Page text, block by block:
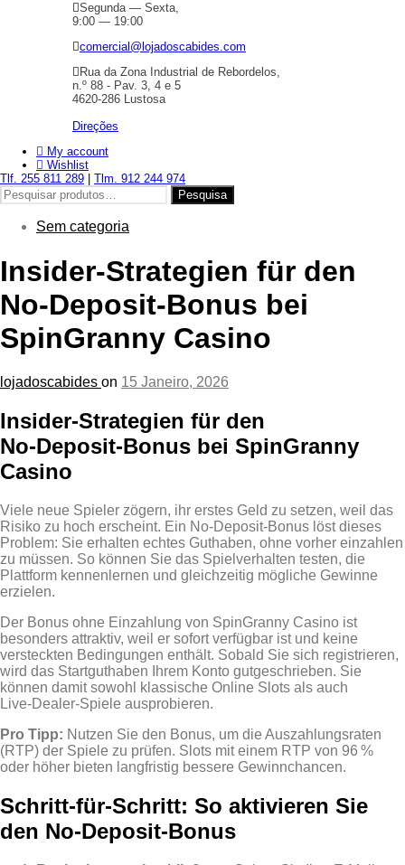
Segunda — Sexta,
9:00 — 19:00
comercial@lojadoscabides.com
Rua da Zona Industrial de Rebordelos,
n.º 88 - Pav. 3, 4 e 5
4620-286 Lustosa
Direções
My account
Wishlist
Tlf. 255 811 289
Tlm. 912 244 974
Pesquisar
por:
Pesquisa
Sem categoria
Insider‑Strategien für den
No‑Deposit‑Bonus bei
SpinGranny Casino
lojadoscabides on 15 Janeiro, 2026
Insider‑Strategien für den
No‑Deposit‑Bonus bei SpinGranny
Casino
Viele neue Spieler zögern, ihr erstes Geld zu setzen, weil das
Risiko zu hoch erscheint. Ein No‑Deposit‑Bonus löst dieses
Problem: Sie erhalten echtes Guthaben, ohne vorher einzahlen
zu müssen. So können Sie das Spielverhalten testen, die
Plattform kennenlernen und gleichzeitig mögliche Gewinne
erzielen.
Der Bonus ohne Einzahlung von SpinGranny Casino ist
besonders attraktiv, weil er sofort verfügbar ist und keine
versteckten Bedingungen enthält. Sobald Sie sich registrieren,
wird das Startguthaben Ihrem Konto gutgeschrieben. Sie
können damit sowohl klassische Online Slots als auch
Live‑Dealer‑Spiele ausprobieren.
Pro Tipp: Nutzen Sie den Bonus, um die Auszahlungsraten
(RTP) der Spiele zu prüfen. Slots mit einem RTP von 96 %
oder höher bieten langfristig bessere Gewinnchancen.
Schritt‑für‑Schritt: So aktivieren Sie
den No‑Deposit‑Bonus